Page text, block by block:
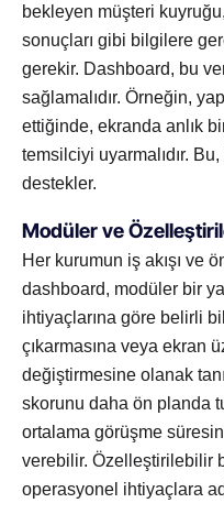
bekleyen müşteri
sonuçları gibi bilgilere
gerekir. Dashboard, bu
sağlamalıdır. Örneğin,
ettiğinde, ekranda anlık
temsilciyi uyarmalıdır.
destekler.
Modüler ve
Her kurumun iş akışı ve
dashboard, modüler bir
ihtiyaçlarına göre belirli
çıkarmasına veya ekran
değiştirmesine olanak
skorunu daha ön planda
ortalama görüşme
verebilir. Özelleştirilebilir
operasyonel ihtiyaçlara